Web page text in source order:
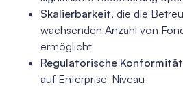
Skalierbarkeit, die die
wachsenden Anzahl von
ermöglicht
Regulatorische Konformität
auf Enterprise-Niveau